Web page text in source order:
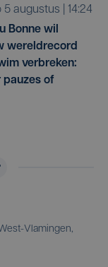
5 augustus | 14:24
Bonne wil
wereldrecord
verbreken:
pauzes of
Vlamingen,